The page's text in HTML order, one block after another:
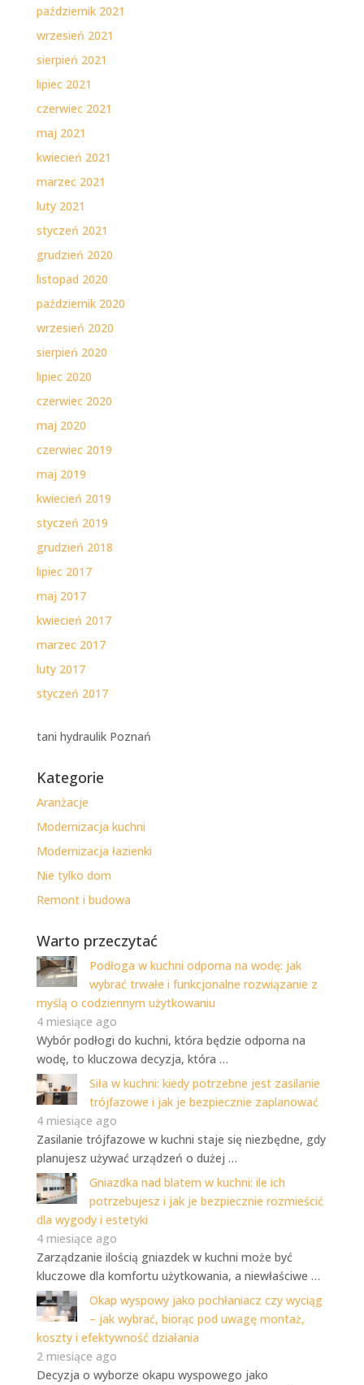
październik 2021
wrzesień 2021
sierpień 2021
lipiec 2021
czerwiec 2021
maj 2021
kwiecień 2021
marzec 2021
luty 2021
styczeń 2021
grudzień 2020
listopad 2020
październik 2020
wrzesień 2020
sierpień 2020
lipiec 2020
czerwiec 2020
maj 2020
czerwiec 2019
maj 2019
kwiecień 2019
styczeń 2019
grudzień 2018
lipiec 2017
maj 2017
kwiecień 2017
marzec 2017
luty 2017
styczeń 2017
tani hydraulik Poznań
Kategorie
Aranżacje
Modernizacja kuchni
Modernizacja łazienki
Nie tylko dom
Remont i budowa
Warto przeczytać
Podłoga w kuchni odporna na wodę: jak
wybrać trwałe i funkcjonalne rozwiązanie z
myślą o codziennym użytkowaniu
4 miesiące ago
Wybór podłogi do kuchni, która będzie odporna na
wodę, to kluczowa decyzja, która …
Siła w kuchni: kiedy potrzebne jest zasilanie
trójfazowe i jak je bezpiecznie zaplanować
4 miesiące ago
Zasilanie trójfazowe w kuchni staje się niezbędne, gdy
planujesz używać urządzeń o dużej …
Gniazdka nad blatem w kuchni: ile ich
potrzebujesz i jak je bezpiecznie rozmieścić
dla wygody i estetyki
4 miesiące ago
Zarządzanie ilością gniazdek w kuchni może być
kluczowe dla komfortu użytkowania, a niewłaściwe …
Okap wyspowy jako pochłaniacz czy wyciąg
– jak wybrać, biorąc pod uwagę montaż,
koszty i efektywność działania
2 miesiące ago
Decyzja o wyborze okapu wyspowego jako